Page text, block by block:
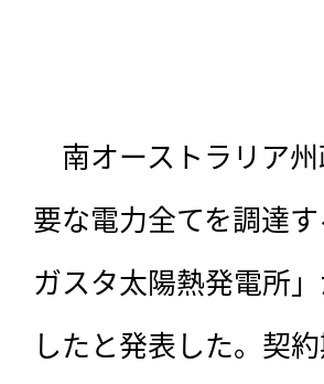
南オーストラリア
要な電力全てを調達
ガスタ太陽熱発電所
したと発表した。契